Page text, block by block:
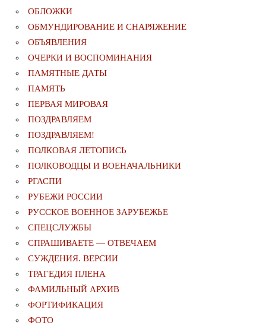
ОБЛОЖКИ
ОБМУНДИРОВАНИЕ И СНАРЯЖЕНИЕ
ОБЪЯВЛЕНИЯ
ОЧЕРКИ И ВОСПОМИНАНИЯ
ПАМЯТНЫЕ ДАТЫ
ПАМЯТЬ
ПЕРВАЯ МИРОВАЯ
ПОЗДРАВЛЯЕМ
ПОЗДРАВЛЯЕМ!
ПОЛКОВАЯ ЛЕТОПИСЬ
ПОЛКОВОДЦЫ И ВОЕНАЧАЛЬНИКИ
РГАСПИ
РУБЕЖИ РОССИИ
РУССКОЕ ВОЕННОЕ ЗАРУБЕЖЬЕ
СПЕЦСЛУЖБЫ
СПРАШИВАЕТЕ — ОТВЕЧАЕМ
СУЖДЕНИЯ. ВЕРСИИ
ТРАГЕДИЯ ПЛЕНА
ФАМИЛЬНЫЙ АРХИВ
ФОРТИФИКАЦИЯ
ФОТО